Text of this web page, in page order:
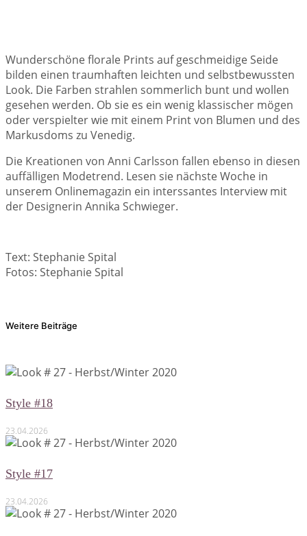
Wunderschöne florale Prints auf geschmeidige Seide
bilden einen traumhaften leichten und selbstbewussten
Look. Die Farben strahlen sommerlich bunt und wollen
gesehen werden. Ob sie es ein wenig klassischer mögen
oder verspielter wie mit einem Print von Blumen und des
Markusdoms zu Venedig.
Die Kreationen von Anni Carlsson fallen ebenso in diesen
auffälligen Modetrend. Lesen sie nächste Woche in
unserem Onlinemagazin ein interssantes Interview mit
der Designerin Annika Schwieger.
Text: Stephanie Spital
Fotos: Stephanie Spital
Weitere Beiträge
Style #18
23.04.2026
Style #17
23.04.2026